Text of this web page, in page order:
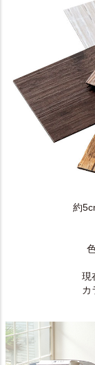
約
現
カ